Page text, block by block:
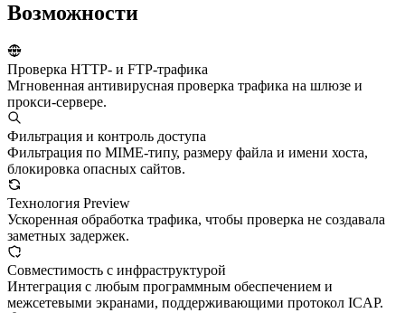
Возможности
Проверка HTTP- и FTP-трафика
Мгновенная антивирусная проверка трафика на шлюзе и
прокси-сервере.
Фильтрация и контроль доступа
Фильтрация по MIME-типу, размеру файла и имени хоста,
блокировка опасных сайтов.
Технология Preview
Ускоренная обработка трафика, чтобы проверка не создавала
заметных задержек.
Совместимость с инфраструктурой
Интеграция с любым программным обеспечением и
межсетевыми экранами, поддерживающими протокол ICAP.